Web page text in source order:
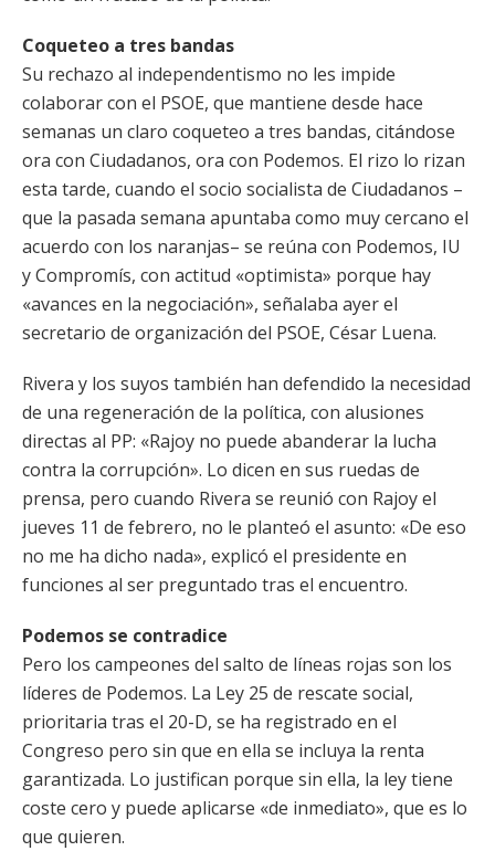
Coqueteo a tres bandas
Su rechazo al independentismo no les impide
colaborar con el PSOE, que mantiene desde hace
semanas un claro coqueteo a tres bandas, citándose
ora con Ciudadanos, ora con Podemos. El rizo lo rizan
esta tarde, cuando el socio socialista de Ciudadanos –
que la pasada semana apuntaba como muy cercano el
acuerdo con los naranjas– se reúna con Podemos, IU
y Compromís, con actitud «optimista» porque hay
«avances en la negociación», señalaba ayer el
secretario de organización del PSOE, César Luena.
Rivera y los suyos también han defendido la necesidad
de una regeneración de la política, con alusiones
directas al PP: «Rajoy no puede abanderar la lucha
contra la corrupción». Lo dicen en sus ruedas de
prensa, pero cuando Rivera se reunió con Rajoy el
jueves 11 de febrero, no le planteó el asunto: «De eso
no me ha dicho nada», explicó el presidente en
funciones al ser preguntado tras el encuentro.
Podemos se contradice
Pero los campeones del salto de líneas rojas son los
líderes de Podemos. La Ley 25 de rescate social,
prioritaria tras el 20-D, se ha registrado en el
Congreso pero sin que en ella se incluya la renta
garantizada. Lo justifican porque sin ella, la ley tiene
coste cero y puede aplicarse «de inmediato», que es lo
que quieren.